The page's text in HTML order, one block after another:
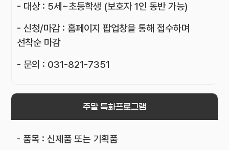
- 대상 : 5세~초등학생 (보호자 1인 동반 가능)
- 신청/마감 : 홈페이지 팝업창을 통해 접수하며
선착순 마감
- 문의 : 031-821-7351
주말 특화프로그램
- 품목 : 신제품 또는 기획품